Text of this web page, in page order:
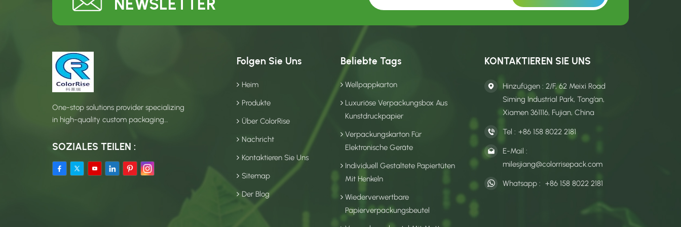
NEWSLETTER
One-stop solutions provider specializing
in high-quality custom packaging
SOZIALES TEILEN :
Folgen Sie Uns
Heim
Produkte
Über ColorRise
Nachricht
Kontaktieren Sie Uns
Sitemap
Der Blog
Beliebte Tags
Wellpappkarton
Luxuriöse Verpackungsbox Aus
Kunstdruckpapier
Verpackungskarton Für
Elektronische Geräte
Individuell Gestaltete Papiertüten
Mit Henkeln
Wiederverwertbare
Papierverpackungsbeutel
KONTAKTIEREN SIE UNS
Hinzufügen : 2/F, 62 Meixi Road
Siming Industrial Park, Tong’an,
Xiamen 361116, Fujian, China
Tel : +86 158 8022 2181
E-Mail :
milesjiang@colorrisepack.com
Whatsapp : +86 158 8022 2181